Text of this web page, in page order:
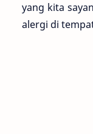
yang kita
alergi di